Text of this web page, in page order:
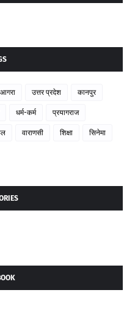
आगरा उत्तर प्रदेश कानपुर
धर्म-कर्म प्रयागराज
वाराणसी शिक्षा सिनेमा